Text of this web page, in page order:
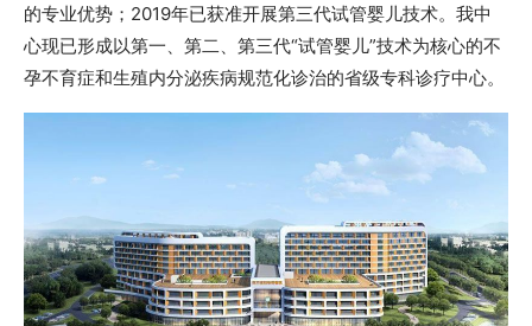
的专业优势；2019年已获准开展第三代试管婴儿技术。我中
心现已形成以第一、第二、第三代“试管婴儿”技术为核心的不
孕不育症和生殖内分泌疾病规范化诊治的省级专科诊疗中心。